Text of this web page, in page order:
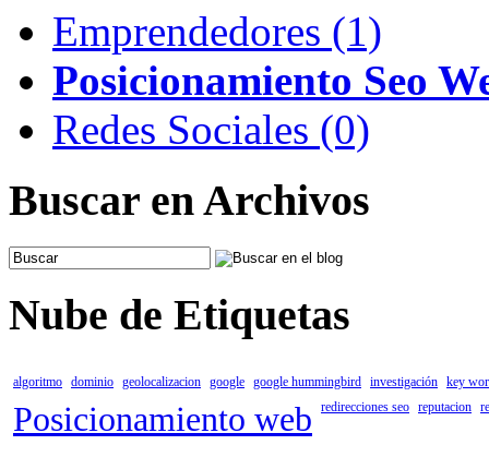
Emprendedores (1)
Posicionamiento Seo
Redes Sociales (0)
Buscar en Archivos
Nube de Etiquetas
algoritmo dominio geolocalizacion google google hummingbird investigación key
Posicionamiento web redirecciones seo reputacion